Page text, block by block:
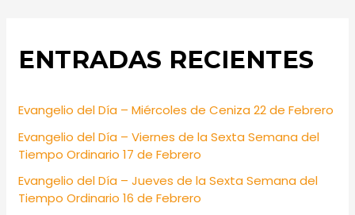
c
r
:
ENTRADAS RECIENTES
Evangelio del Día – Miércoles de Ceniza 22 de Febrero
Evangelio del Día – Viernes de la Sexta Semana del
Tiempo Ordinario 17 de Febrero
Evangelio del Día – Jueves de la Sexta Semana del
Tiempo Ordinario 16 de Febrero